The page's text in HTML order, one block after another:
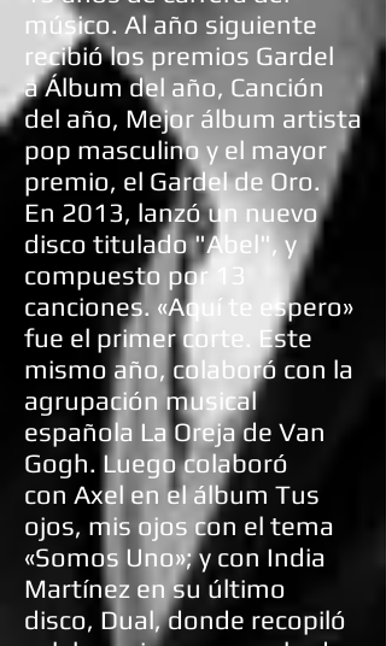
músico. Al año siguiente
recibió los premios Gardel
a Álbum del año, Canción
del año, Mejor álbum artista
pop masculino y el mayor
premio, el Gardel de Oro.
En 2013, lanzó un nuevo
disco titulado "Abel", y
compuesto por 13
canciones. «Aquí te espero»
fue el primer corte. Este
mismo año, colaboró con la
agrupación musical
española La Oreja de Van
Gogh. Luego colaboró
con Axel en el álbum Tus
ojos, mis ojos con el tema
«Somos Uno»; y con India
Martínez en su último
disco, Dual, donde recopiló